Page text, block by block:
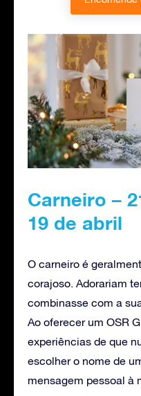
Carneiro –
19 de abril
O carneiro é
corajoso. Adorariam
combinasse com a
Ao oferecer um OSR
experiências de que
escolher o nome de
mensagem pessoal à